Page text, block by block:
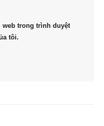
web trong trình duyệt
tôi.